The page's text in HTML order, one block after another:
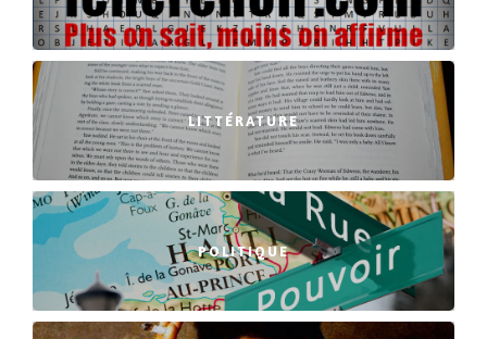
LITTÉRATURE
POLITIQUE